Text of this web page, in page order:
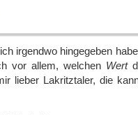
irgendwo hingegeben
vor allem, welchen Wert
lieber Lakritztaler, die